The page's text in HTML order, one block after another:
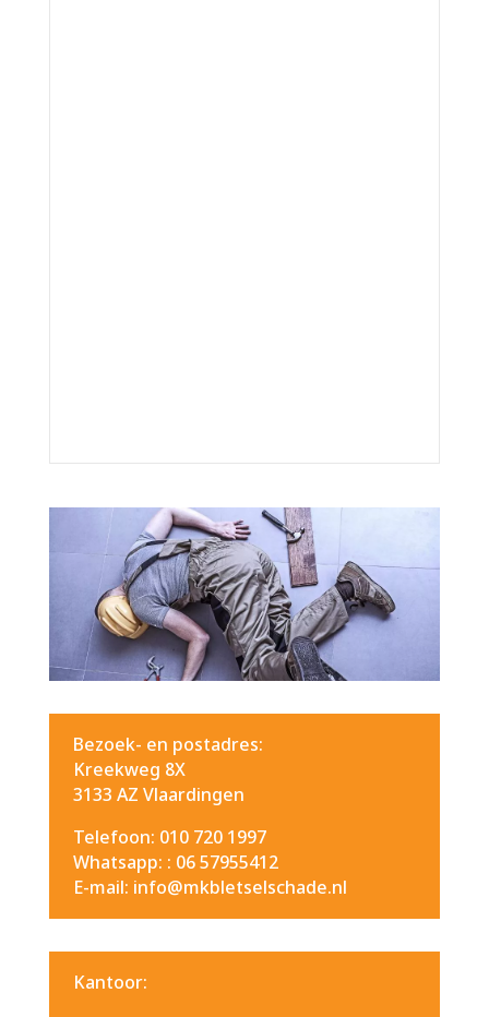
Bezoek- en postadres:
Kreekweg 8X
3133 AZ Vlaardingen
Telefoon: 010 720 1997
Whatsapp: : 06 57955412
E-mail: info@mkbletselschade.nl
Kantoor: